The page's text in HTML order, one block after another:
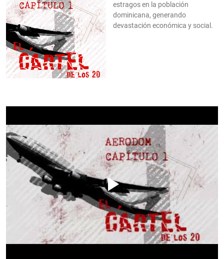
estragos en la población
dominicana, generando
devastación económica y social.